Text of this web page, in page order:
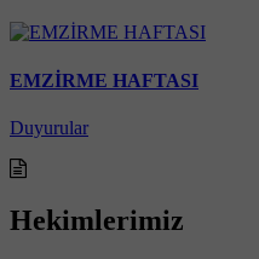
EMZİRME HAFTASI
Duyurular
Hekimlerimiz